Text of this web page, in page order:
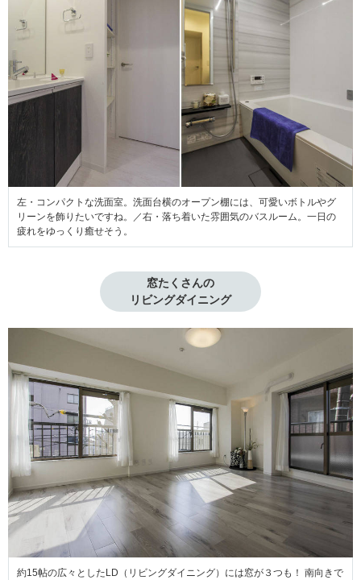
左・コンパクトな洗面室。洗面台横のオープン棚には、可愛いボトルやグ
リーンを飾りたいですね。／右・落ち着いた雰囲気のバスルーム。一日の
疲れをゆっくり癒せそう。
窓たくさんの
リビングダイニング
約15帖の広々としたLD（リビングダイニング）には窓が３つも！ 南向きで